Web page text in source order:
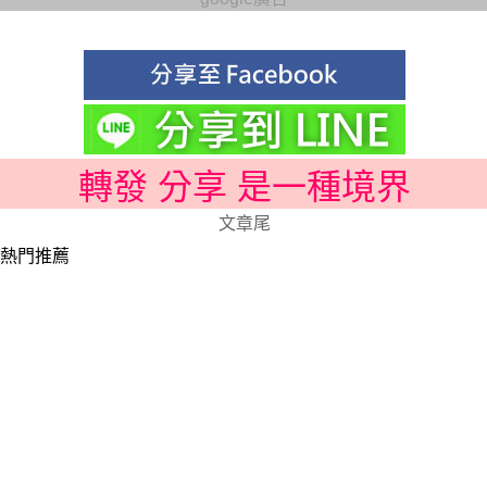
轉發 分享 是一種境界
文章尾
熱門推薦